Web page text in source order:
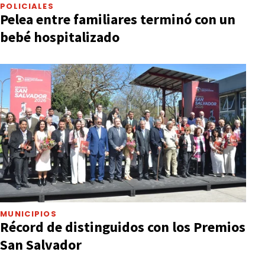
POLICIALES
Pelea entre familiares terminó con un
bebé hospitalizado
MUNICIPIOS
Récord de distinguidos con los Premios
San Salvador